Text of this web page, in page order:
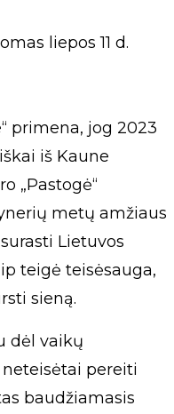
liepos 11 d.
primena, jog 2023
iš Kaune
„Pastogė“
metų amžiaus
Lietuvos
teigė teisėsauga,
sieną.
dėl vaikų
pereiti
baudžiamasis